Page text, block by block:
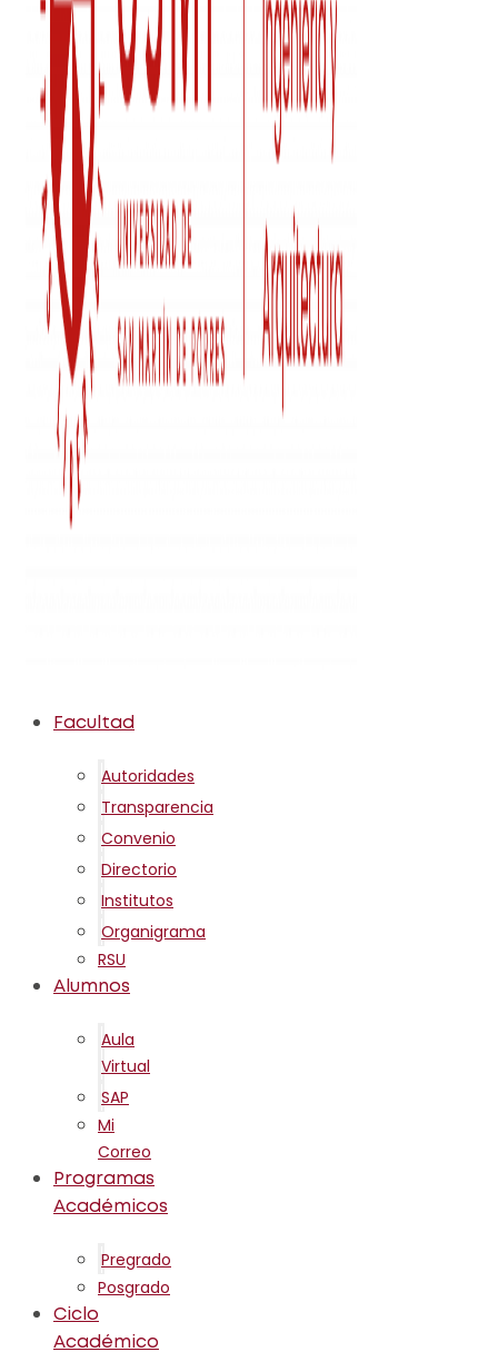
Facultad
Autoridades
Transparencia
Convenio
Directorio
Institutos
Organigrama
RSU
Alumnos
Aula
Virtual
SAP
Mi
Correo
Programas
Académicos
Pregrado
Posgrado
Ciclo
Académico